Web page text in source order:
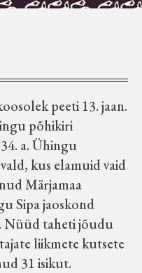
mailt
peeti 13. jaan.
põhikiri
a. Ühingu
kus elamuid vaid
Märjamaa
Sipa jaoskond
Nüüd taheti jõudu
liikmete kutsete
31 isikut.